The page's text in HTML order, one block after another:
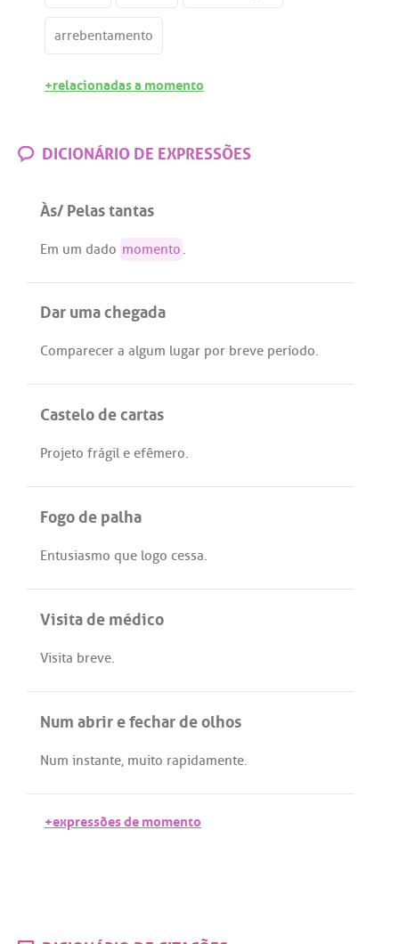
arrebentamento
+relacionadas a momento
DICIONÁRIO DE EXPRESSÕES
Às/ Pelas tantas
Em um dado momento .
Dar uma chegada
Comparecer a algum lugar por breve período.
Castelo de cartas
Projeto frágile efêmero.
Fogo de palha
Entusiasmo que logo cessa.
Visita de médico
Visita breve.
Num abrir e fechar de olhos
Num instante, muito rapidamente.
+expressões de momento